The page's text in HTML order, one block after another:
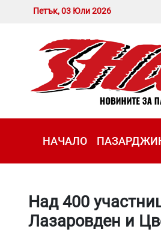
Петък, 03 Юли 2026
НАЧАЛО
Над 400
Лазаровден и